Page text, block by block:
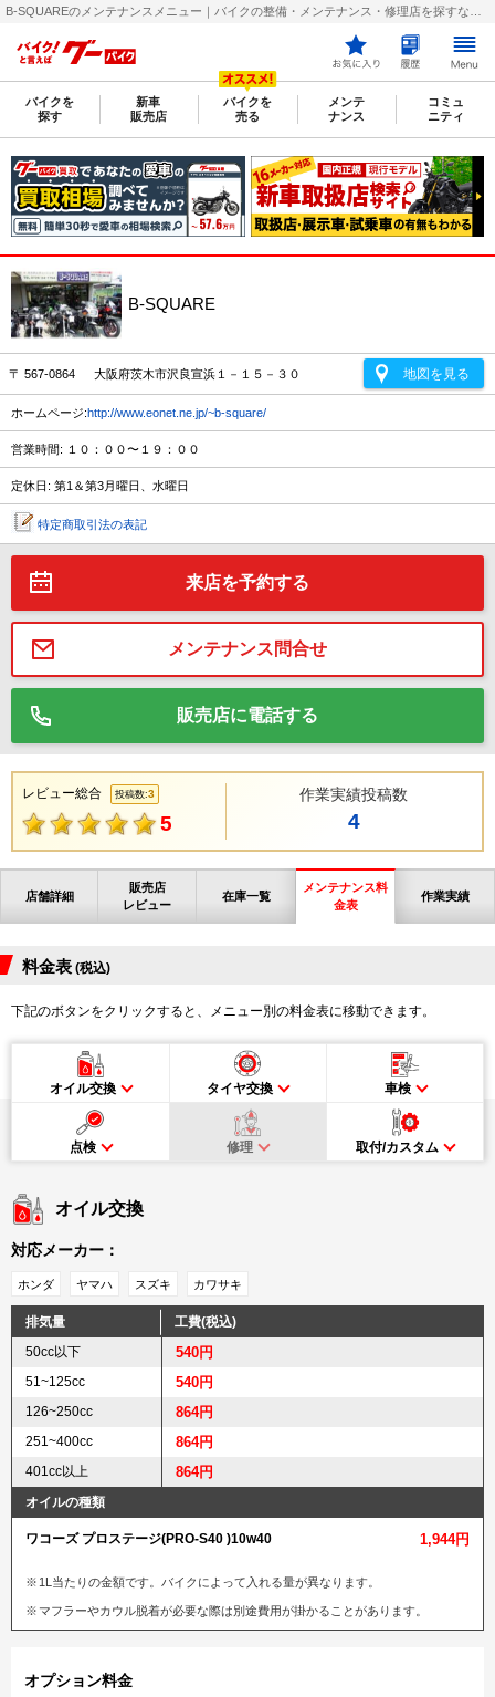
バイクを
探す
新車
販売店
バイクを
売る
メンテ
ナンス
コミュ
ニティ
B-SQUARE
〒 567-0864 大阪府茨木市沢良宣浜１－１５－３０ 地図を見る
ホームページ:http://www.eonet.ne.jp/~b-square/
営業時間: １０：００〜１９：００
定休日: 第1＆第3月曜日、水曜日
特定商取引法の表記
来店を予約する
メンテナンス問合せ
販売店に電話する
レビュー総合 投稿数:3
5
作業実績投稿数
4
店舗詳細
販売店
レビュー
在庫一覧
メンテナンス料
金表
作業実績
料金表 (税込)
下記のボタンをクリックすると、メニュー別の料金表に移動できます。
オイル交換 タイヤ交換 車検
点検 修理 取付/カスタム
オイル交換
対応メーカー：
ホンダ ヤマハ スズキ カワサキ
排気量
工費(税込)
50cc以下
540円
51~125cc 540円
126~250cc 864円
251~400cc 864円
401cc以上 864円
オイルの種類
ワコーズ プロステージ(PRO-S40 )10w40 1,944円
1L当たりの金額です。バイクによって入れる量が異なります。
マフラーやカウル脱着が必要な際は別途費用が掛かることがあります。
オプション料金